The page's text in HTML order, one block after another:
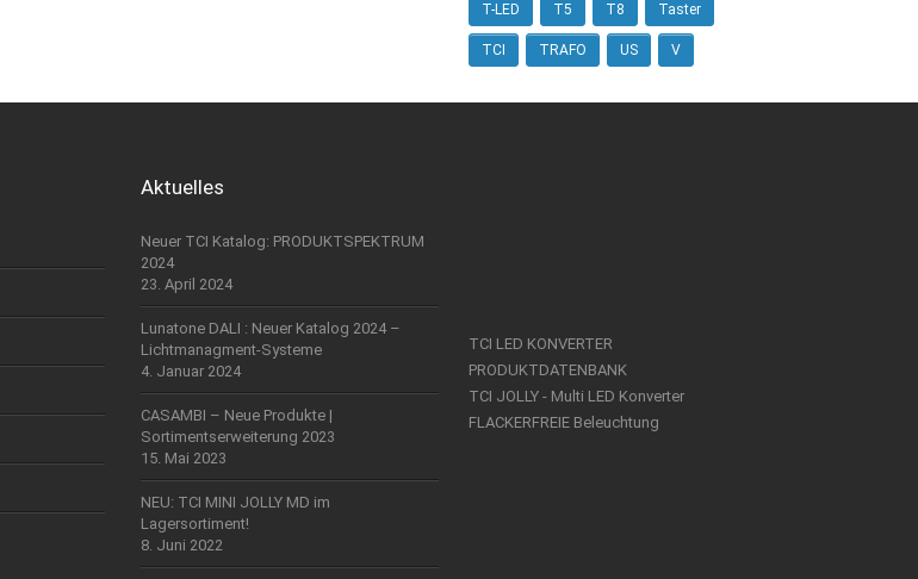
T-LED T5 T8 Taster
TCI TRAFO US V
Aktuelles
Neuer TCI Katalog: PRODUKTSPEKTRUM
2024
23. April 2024
Lunatone DALI : Neuer Katalog 2024 –
Lichtmanagment-Systeme
4. Januar 2024
CASAMBI – Neue Produkte |
Sortimentserweiterung 2023
15. Mai 2023
NEU: TCI MINI JOLLY MD im
Lagersortiment!
8. Juni 2022
TCI LED KONVERTER
PRODUKTDATENBANK
TCI JOLLY - Multi LED Konverter
FLACKERFREIE Beleuchtung